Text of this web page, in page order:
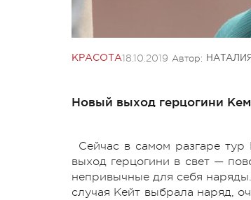
КРАСОТА18.10.2019 Автор:
Новый выход герцогини
Сейчас в самом разгаре
выход герцогини в свет —
непривычные для себя
случая Кейт выбрала наряд,